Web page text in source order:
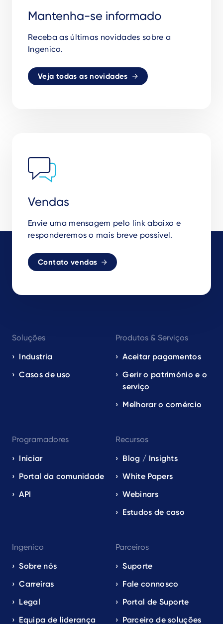
Mantenha-se informado
Receba asúltimas novidades sobre a
Ingenico.
Veja todas as novidades
Vendas
Envie uma mensagem pelo link abaixo e
responderemos o mais breve possível.
Contato vendas
navigation
EN
Soluções
Industria
Casos de uso
Produtos & Serviços
Aceitar pagamentos
Gerir o património e o
serviço
Melhorar o comércio
Programadores
Iniciar
Portal da comunidade
API
Recursos
Blog / Insights
White Papers
Webinars
Estudos de caso
Ingenico
Sobre nós
Carreiras
Legal
Equipa de liderança
Parceiros
Suporte
Fale connosco
Portal de Suporte
Parceiro de soluções